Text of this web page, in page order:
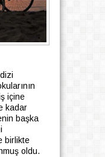
içine
kadar
başka
birlikte
oldu.